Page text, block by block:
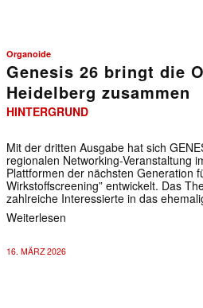
Organoide
Genesis 26 bringt die
Heidelberg zusammen
HINTERGRUND
Mit der dritten Ausgabe hat sich
regionalen Networking-Veranstaltung
Plattformen der nächsten Generation
Wirkstoffscreening” entwickelt. Das
zahlreiche Interessierte in das
Weiterlesen
16. MÄRZ 2026